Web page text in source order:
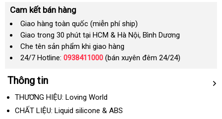
Cam kết bán hàng
Giao hàng toàn quốc (miễn phí ship)
Giao trong 30 phút tại HCM & Hà Nội, Bình Dương
Che tên sản phẩm khi giao hàng
24/7 Hotline: 0938411000 (bán xuyên đêm 24/24)
Thông tin
THƯƠNG HIỆU: Loving World
CHẤT LIỆU: Liquid silicone & ABS